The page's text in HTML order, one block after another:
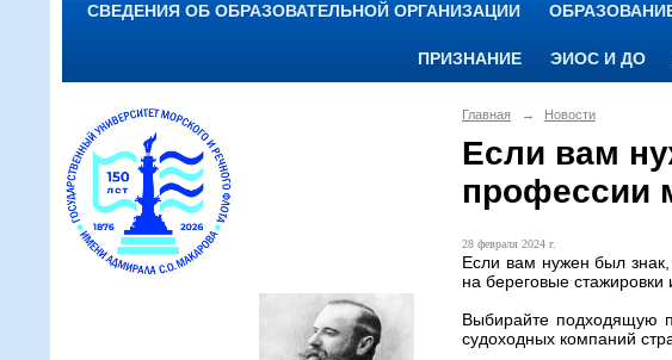
СВЕДЕНИЯ ОБ ОБРАЗОВАТЕЛЬНОЙ ОРГАНИЗАЦИИ
ПРИЗНАНИЕ ЭИОС И ДО
Главная → Новости
Если вам
профессии
28 февраля 2024 г.
Если вам нужен был
на береговые стажировки
Выбирайте подходящую
судоходных компаний